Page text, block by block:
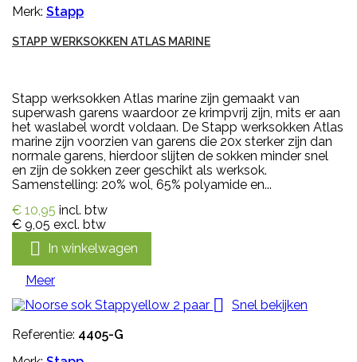
Merk: Stapp
STAPP WERKSOKKEN ATLAS MARINE
Stapp werksokken Atlas marine zijn gemaakt van
superwash garens waardoor ze krimpvrij zijn, mits er aan
het waslabel wordt voldaan. De Stapp werksokken Atlas
marine zijn voorzien van garens die 20x sterker zijn dan
normale garens, hierdoor slijten de sokken minder snel
en zijn de sokken zeer geschikt als werksok.
Samenstelling: 20% wol, 65% polyamide en...
€ 10,95 incl. btw
€ 9,05 excl. btw
 In winkelwagen
Meer

Snel bekijken
Referentie: 4405-G